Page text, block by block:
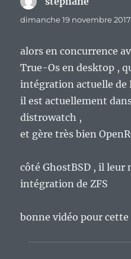
dimanche 19 novembre
alors en concurrence
True-Os en desktop ,
intégration actuelle de
il est actuellement
distrowatch ,
et gère très bien
côté GhostBSD , il leur
intégration de ZFS
bonne vidéo pour cette